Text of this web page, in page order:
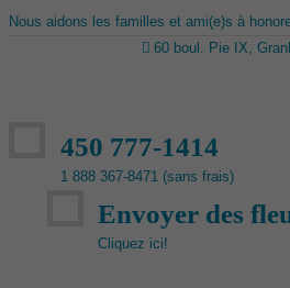
Nous aidons les familles et ami(e)s à
60 boul. Pie IX,
450 777-1414
1 888 367-8471 (sans frais)
Envoyer des
Cliquez ici!